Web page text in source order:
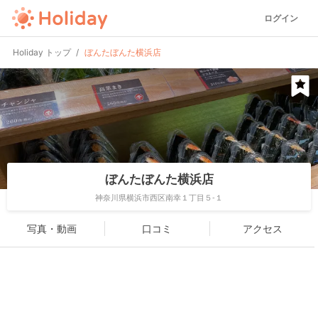
ログイン
Holiday トップ ぼんたぼんた横浜店
ぼんたぼんた横浜店
神奈川県横浜市西区南幸１丁目５-１
写真・動画 口コミ アクセス